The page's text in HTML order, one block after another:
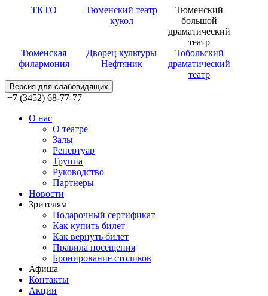
ТКТО
Тюменский театр
кукол
Тюменский
большой
драматический
театр
Тюменская
филармония
Дворец культуры
Нефтяник
Тобольский
драматический
театр
Версия для слабовидящих
+7 (3452) 68-77-77
О нас
О театре
Залы
Репертуар
Труппа
Руководство
Партнеры
Новости
Зрителям
Подарочный сертификат
Как купить билет
Как вернуть билет
Правила посещения
Бронирование столиков
Афиша
Контакты
Акции